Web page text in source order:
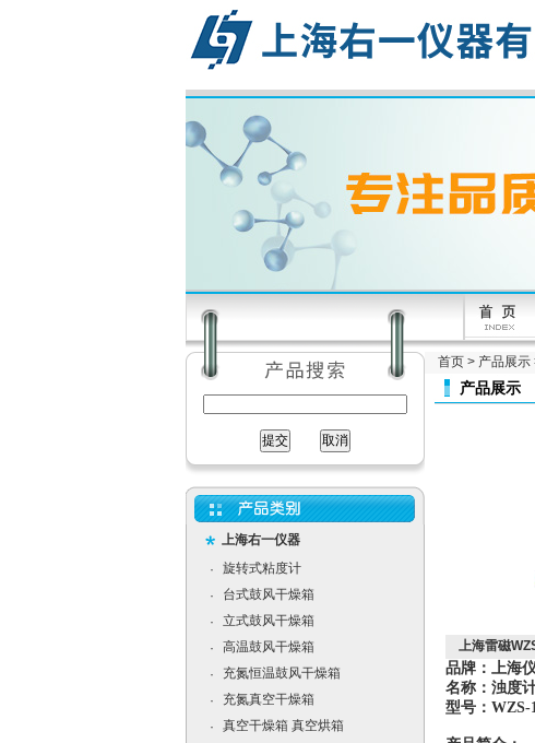
上海右一仪器
·
旋转式粘度计
·
台式鼓风干燥箱
·
立式鼓风干燥箱
·
高温鼓风干燥箱
·
充氮恒温鼓风干燥箱
·
充氮真空干燥箱
·
真空干燥箱 真空烘箱
首页 > 产品展示
产品展示
上海雷磁
品牌：上海
名称：浊度
型号：WZS-